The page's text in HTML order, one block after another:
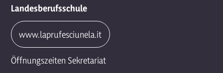
Landesberufsschule
www.laprufesciunela.it
Öffnungszeiten Sekretariat